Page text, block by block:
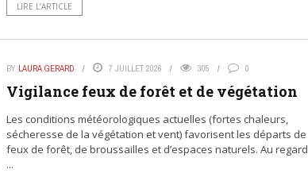
LIRE L’ARTICLE
BY LAURA GERARD 7 JUILLET 2026 305 0
Vigilance feux de forêt et de végétation
Les conditions météorologiques actuelles (fortes chaleurs,
sécheresse de la végétation et vent) favorisent les départs de
feux de forêt, de broussailles et d’espaces naturels. Au regard
...